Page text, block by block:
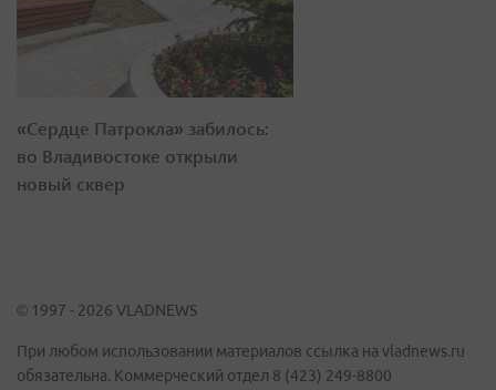
«Сердце Патрокла» забилось:
во Владивостоке открыли
новый сквер
© 1997 - 2026 VLADNEWS
При любом использовании материалов ссылка на vladnews.ru
обязательна. Коммерческий отдел 8 (423) 249-8800